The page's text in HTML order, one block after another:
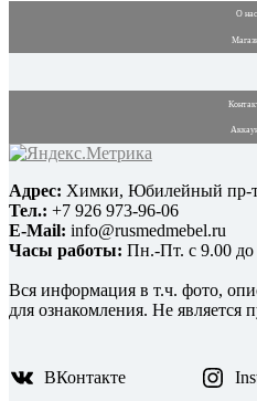
О нас
Адрес: Химки, Юбилейный пр-
Тел.: +7 926 973-96-06
E-Mail: info@rusmedmebel.ru
Часы работы: Пн.-Пт. с 9.00 до
Вся информация в т.ч. фото,
для ознакомления. Не является
ВКонтакте